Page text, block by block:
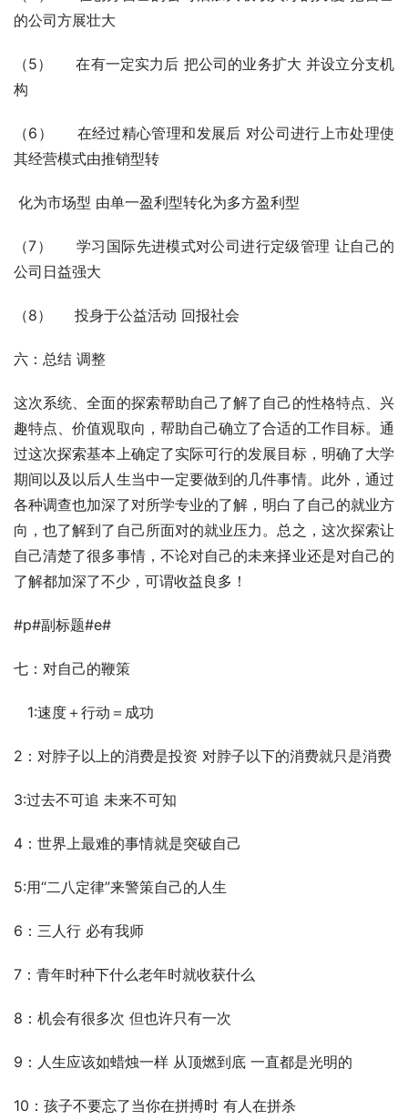
的公司方展壮大
（5）     在有一定实力后 把公司的业务扩大 并设立分支机
构
（6）     在经过精心管理和发展后 对公司进行上市处理使
其经营模式由推销型转
化为市场型 由单一盈利型转化为多方盈利型
（7）     学习国际先进模式对公司进行定级管理 让自己的
公司日益强大
（8）     投身于公益活动 回报社会
六：总结 调整
这次系统、全面的探索帮助自己了解了自己的性格特点、兴
趣特点、价值观取向，帮助自己确立了合适的工作目标。通
过这次探索基本上确定了实际可行的发展目标，明确了大学
期间以及以后人生当中一定要做到的几件事情。此外，通过
各种调查也加深了对所学专业的了解，明白了自己的就业方
向，也了解到了自己所面对的就业压力。总之，这次探索让
自己清楚了很多事情，不论对自己的未来择业还是对自己的
了解都加深了不少，可谓收益良多！
#p#副标题#e#
七：对自己的鞭策
1:速度＋行动＝成功
2：对脖子以上的消费是投资 对脖子以下的消费就只是消费
3:过去不可追 未来不可知
4：世界上最难的事情就是突破自己
5:用“二八定律”来警策自己的人生
6：三人行 必有我师
7：青年时种下什么老年时就收获什么
8：机会有很多次 但也许只有一次
9：人生应该如蜡烛一样 从顶燃到底 一直都是光明的
10：孩子不要忘了当你在拼搏时 有人在拼杀